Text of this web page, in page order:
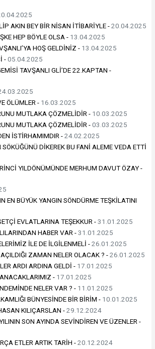
AKIN BEY BİR NİSAN İTİBARİYLE -20.04.2025
HEP BÖYLE OLSA - 13.04.2025
HOŞ GELDİNİZ - 13.04.2025
-05.04.2025
TAVŞANLI GLİ’DE 22.KAPTAN -
ÖLÜMLER - 16.03.2025
MUTLAKA ÇÖZMELİDİR - 10.03.2025
MUTLAKA ÇÖZMELİDİR -03.03.2025
İSTİRHAMIMDIR -24.02.2025
DİKEREK BU FANİ ALEME VEDA ETTİ
YILDÖNÜMÜNDE MERHUM DAVUT ÖZAY -
EN BÜYÜK YANGIN SÖNDÜRME TEŞKİLATINI
EVLATLARINA TEŞEKKUR -31.01.2025
HABER VAR -31.01.2025
İLE DE İLGİLENMELİ -26.01.2025
ZAMAN NELER OLACAK ? -26.01.2025
ARDI ARDINA GELDİ - 17.01.2025
- 17.01.2025
NELER VAR ? - 11.01.2025
BÜNYESİNDE BİR BİRİM - 10.01.2025
KILIÇARSLAN -29.12.2024
SON AYINDA SEVİNDİREN VE ÜZENLER -
ETLER ARTIK TARİH -20.12.2024